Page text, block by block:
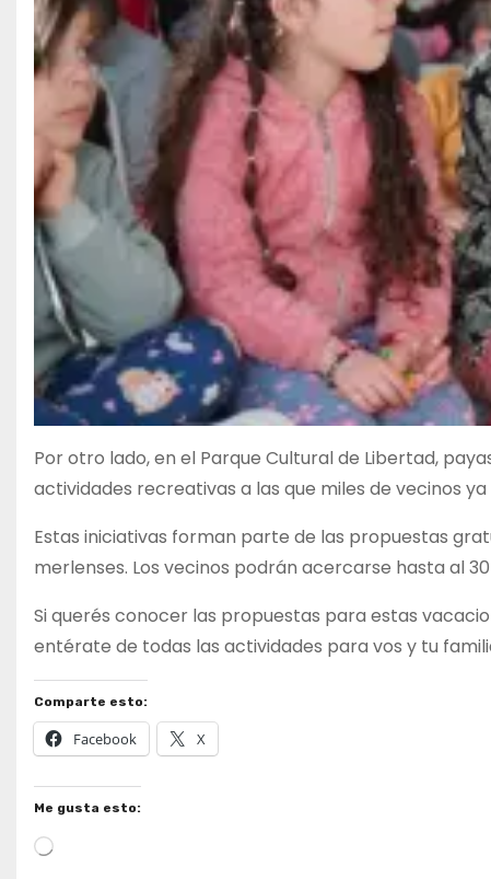
Por otro lado, en el Parque Cultural de Libertad,
actividades recreativas a las que miles de vecinos
Estas iniciativas forman parte de las propuestas
merlenses. Los vecinos podrán acercarse hasta al
Si querés conocer las propuestas para estas
entérate de todas las actividades para vos y tu
Comparte esto:
Facebook X
Me gusta esto:
Cargando...